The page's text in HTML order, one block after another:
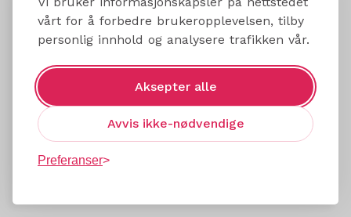
vårt for å forbedre brukeropplevelsen, tilby
personlig innhold og analysere trafikken vår.
Aksepter alle
Avvis ikke-nødvendige
Preferanser